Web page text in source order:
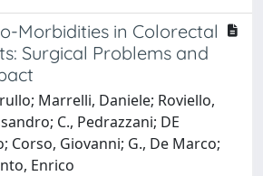
Morbidities in Colorectal
Surgical Problems and
Marrelli, Daniele; Roviello,
C., Pedrazzani; DE
Corso, Giovanni; G., De Marco;
Enrico